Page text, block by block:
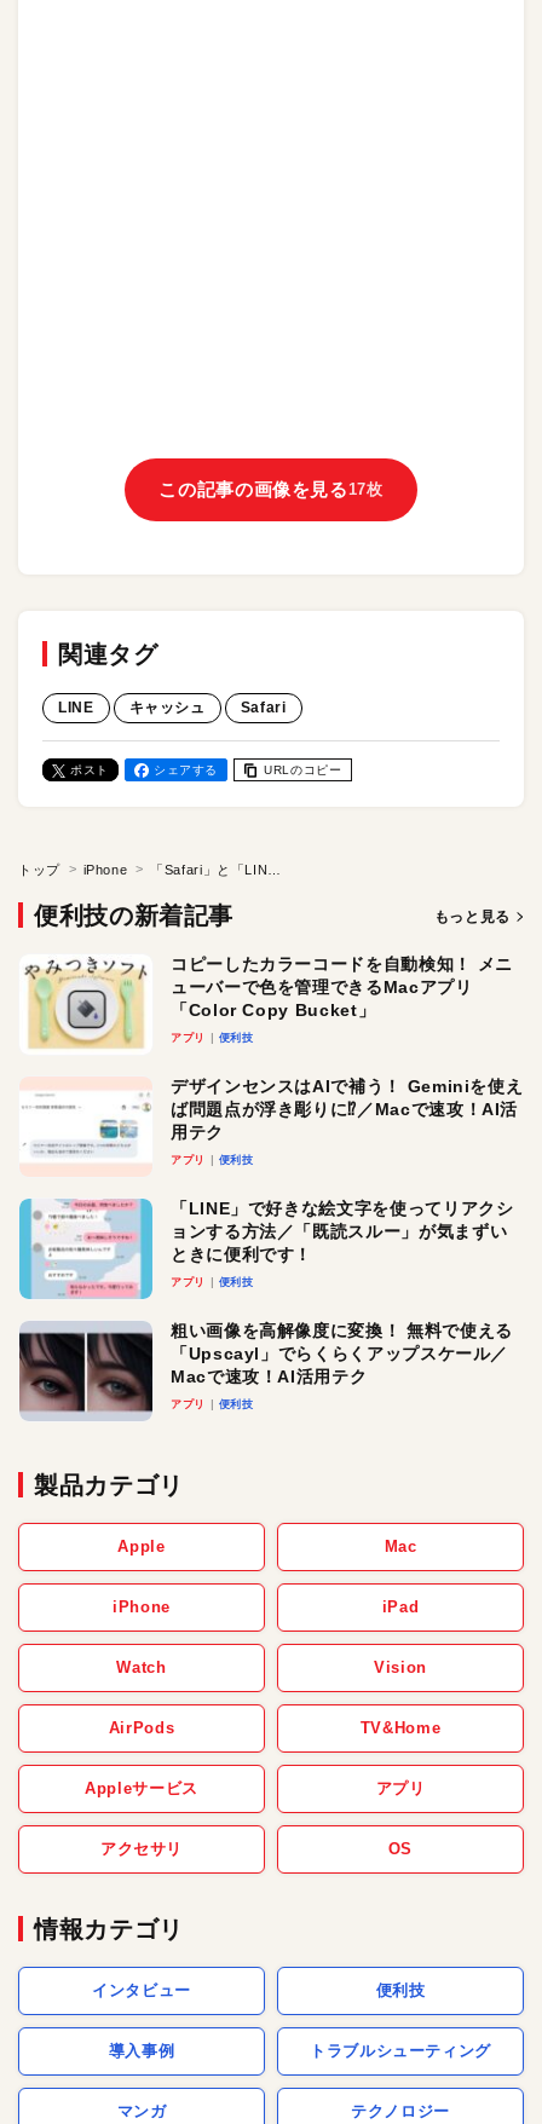
この記事の画像を見る17枚
関連タグ
LINE キャッシュ Safari
ポスト シェアする URLのコピー
トップ iPhone
便利技の新着記事 もっと見る
コピーしたカラーコードを自動検知！ メニ
ューバーで色を管理できるMacアプリ
「Color Copy Bucket」
アプリ 便利技
デザインセンスはAIで補う！ Geminiを使え
ば問題点が浮き彫りに⁉︎／Macで速攻！AI活
用テク
アプリ 便利技
「LINE」で好きな絵文字を使ってリアクシ
ョンする方法／「既読スルー」が気まずい
ときに便利です！
アプリ 便利技
粗い画像を高解像度に変換！ 無料で使える
「Upscayl」でらくらくアップスケール／
Macで速攻！AI活用テク
アプリ 便利技
製品カテゴリ
Apple Mac
iPhone iPad
Watch Vision
AirPods TV&Home
Appleサービス アプリ
アクセサリ OS
情報カテゴリ
インタビュー 便利技
導入事例 トラブルシューティング
マンガ テクノロジー